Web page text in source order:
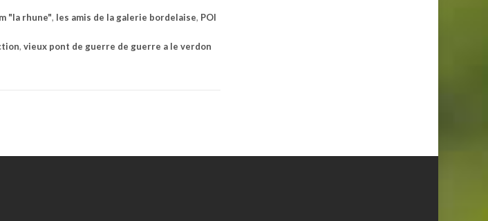
"la rhune", les amis de la galerie bordelaise, POI
, vieux pont de guerre de guerre a le verdon